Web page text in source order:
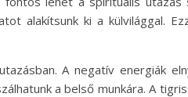
alakítsunk ki a külvilággal.
A negatív energiák
a belső munkára. A